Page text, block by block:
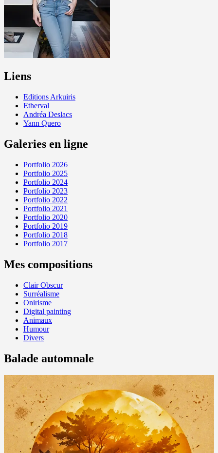
Liens
Editions Arkuiris
Etherval
Andréa Deslacs
Yann Quero
Galeries en ligne
Portfolio 2026
Portfolio 2025
Portfolio 2024
Portfolio 2023
Portfolio 2022
Portfolio 2021
Portfolio 2020
Portfolio 2019
Portfolio 2018
Portfolio 2017
Mes compositions
Clair Obscur
Surréalisme
Onirisme
Digital painting
Animaux
Humour
Divers
Balade automnale